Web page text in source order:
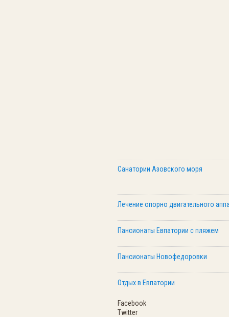
Санатории Азовского моря
Лечение опорно двигательного
Пансионаты Евпатории с пляжем
Пансионаты Новофедоровки
Отдых в Евпатории
Facebook
Twitter